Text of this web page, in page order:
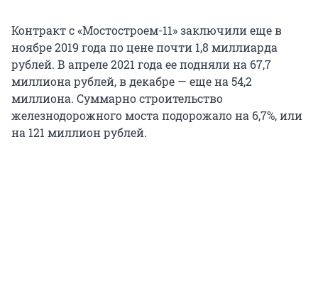
Контракт с «Мостостроем-11» заключили еще в
ноябре 2019 года по цене почти 1,8 миллиарда
рублей. В апреле 2021 года ее подняли на 67,7
миллиона рублей, в декабре — еще на 54,2
миллиона. Суммарно строительство
железнодорожного моста подорожало на 6,7%, или
на 121 миллион рублей.